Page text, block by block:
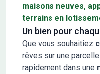
maisons neuves,
terrains en
Un bien pour
Que vous souhaitiez
rêves sur une
rapidement dans une